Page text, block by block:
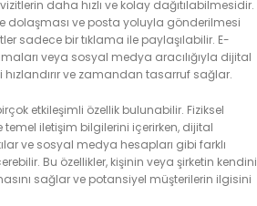
daha hızlı ve kolay dağıtılabilmesidir.
dolaşması ve posta yoluyla gönderilmesi
sadece bir tıklama ile paylaşılabilir. E-
veya sosyal medya aracılığıyla dijital
ve zamandan tasarruf sağlar.
etkileşimli özellik bulunabilir. Fiziksel
iletişim bilgilerini içerirken, dijital
ve sosyal medya hesapları gibi farklı
Bu özellikler, kişinin veya şirketin kendini
sağlar ve potansiyel müşterilerin ilgisini